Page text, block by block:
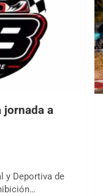
jornada a
y Deportiva de